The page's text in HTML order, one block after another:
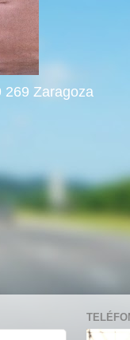
269 Zaragoza